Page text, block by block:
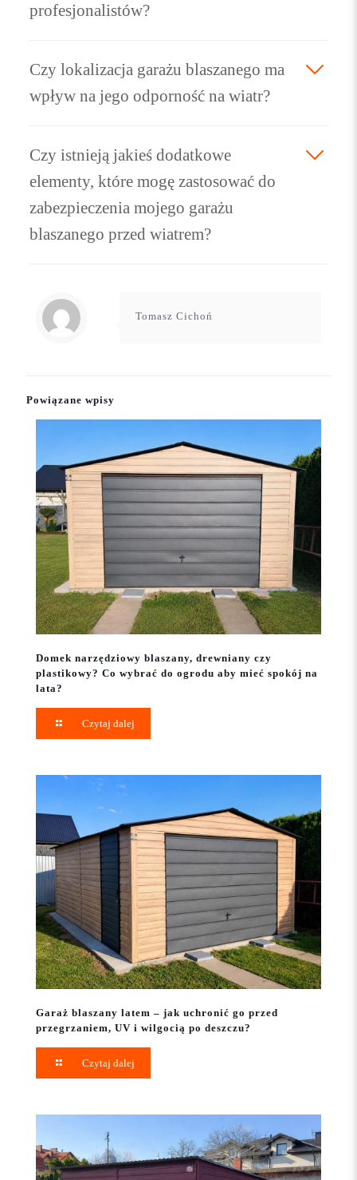
profesjonalistów?
Czy lokalizacja garażu blaszanego ma
wpływ na jego odporność na wiatr?
Czy istnieją jakieś dodatkowe
elementy, które mogę zastosować do
zabezpieczenia mojego garażu
blaszanego przed wiatrem?
Tomasz Cichoń
Powiązane wpisy
Domek narzędziowy blaszany, drewniany czy
plastikowy? Co wybrać do ogrodu aby mieć spokój na
lata?
Czytaj dalej
Garaż blaszany latem – jak uchronić go przed
przegrzaniem, UV i wilgocią po deszczu?
Czytaj dalej